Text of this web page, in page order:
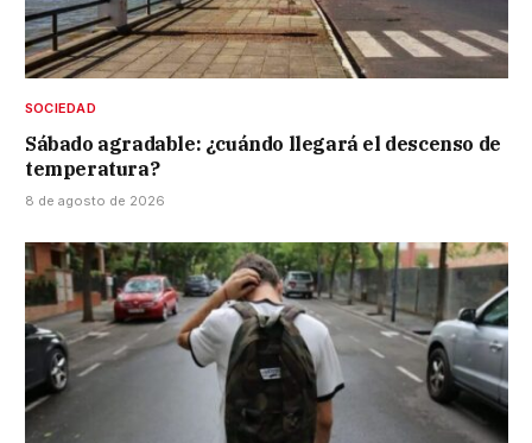
SOCIEDAD
Sábado agradable: ¿cuándo llegará el descenso de
temperatura?
8 de agosto de 2026